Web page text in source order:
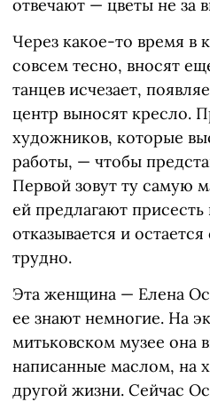
отвечают — цветы не за
Через какое-то время в
совсем тесно, вносят
танцев исчезает,
центр выносят кресло.
художников, которые
работы, — чтобы
Первой зовут ту самую
ей предлагают
отказывается и
трудно.
Эта женщина — Елена
ее знают немногие. На
митьковском музее она
написанные маслом, на
другой жизни. Сейчас